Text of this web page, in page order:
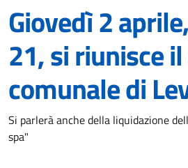
Giovedì 2
21, si riunisce
comunale di
Dettagli della
Si parlerà anche della liquidazione
spa"